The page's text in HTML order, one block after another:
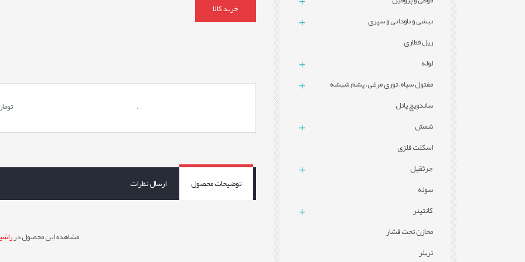
خرید کالا
.
توضیحات محصول ارسال نظرات
مشاهده این محصول در
نبشی و ناودانی و سپری
ریل قطاری
لوله
مفتول سیاه، توری مرغی، پشم شیشه
ساندویچ پانل
شمش
اسکلت فلزی
جرثقیل
سوله
کانتینر
مخازن تحت فشار
تریلر